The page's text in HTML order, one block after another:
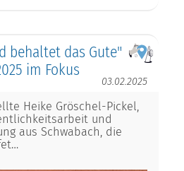
behaltet das Gute"
im Fokus
03.02.2025
Heike Gröschel-Pickel,
und
aus Schwabach, die